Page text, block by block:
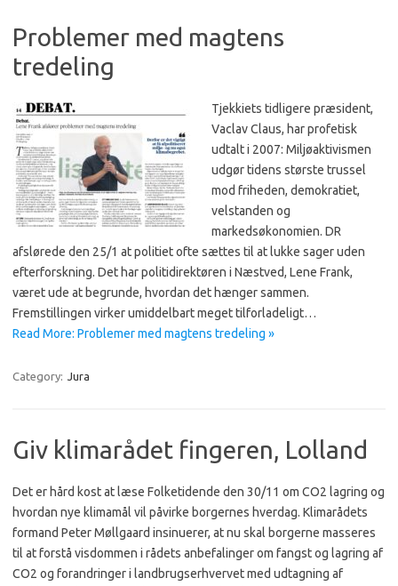
Problemer med magtens
tredeling
Tjekkiets tidligere præsident,
Vaclav Claus, har profetisk
udtalt i 2007: Miljøaktivismen
udgør tidens største trussel
mod friheden, demokratiet,
velstanden og
markedsøkonomien. DR
afslørede den 25/1 at politiet ofte sættes til at lukke sager uden
efterforskning. Det har politidirektøren i Næstved, Lene Frank,
været ude at begrunde, hvordan det hænger sammen.
Fremstillingen virker umiddelbart meget tilforladeligt…
Read More: Problemer med magtens tredeling »
Category: Jura
Giv klimarådet fingeren, Lolland
Det er hård kost at læse Folketidende den 30/11 om CO2 lagring og
hvordan nye klimamål vil påvirke borgernes hverdag. Klimarådets
formand Peter Møllgaard insinuerer, at nu skal borgerne masseres
til at forstå visdommen i rådets anbefalinger om fangst og lagring af
CO2 og forandringer i landbrugserhvervet med udtagning af